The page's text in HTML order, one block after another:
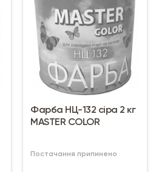
Фарба НЦ-132 сіра 2 кг
MASTER COLOR
Постачання припинено